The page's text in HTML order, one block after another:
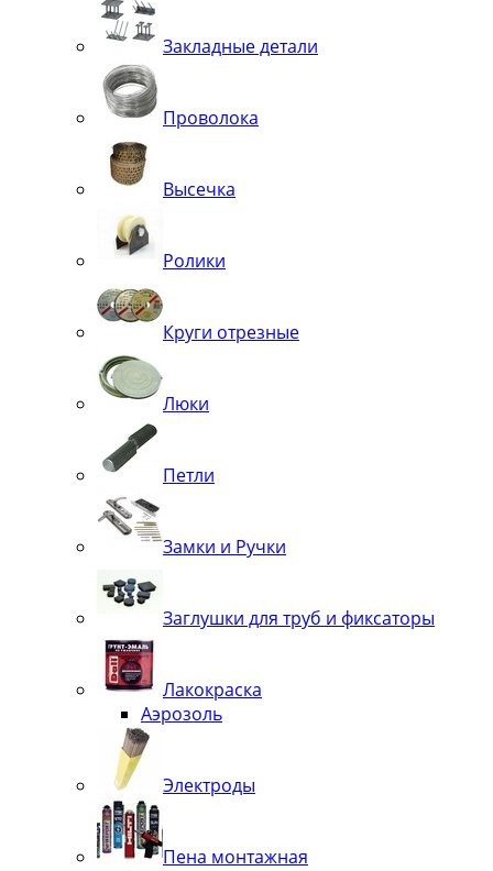
Закладные детали
Проволока
Высечка
Ролики
Круги отрезные
Люки
Петли
Замки и Ручки
Заглушки для труб и фиксаторы
Лакокраска
Аэрозоль
Электроды
Пена монтажная